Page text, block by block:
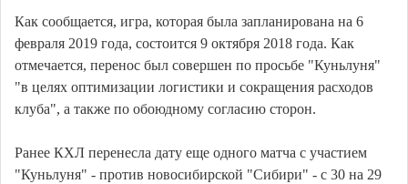
Как сообщается, игра, которая была запланирована на 6
февраля 2019 года, состоится 9 октября 2018 года. Как
отмечается, перенос был совершен по просьбе "Куньлуня"
"в целях оптимизации логистики и сокращения расходов
клуба", а также по обоюдному согласию сторон.
Ранее КХЛ перенесла дату еще одного матча с участием
"Куньлуня" - против новосибирской "Сибири" - с 30 на 29